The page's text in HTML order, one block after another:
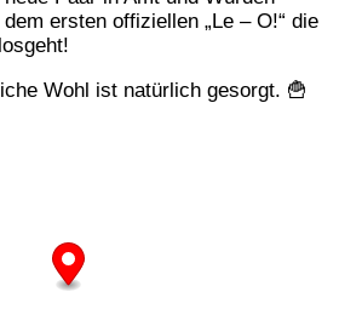
ersten offiziellen „Le – O!“ die
Wohl ist natürlich gesorgt. 🍟